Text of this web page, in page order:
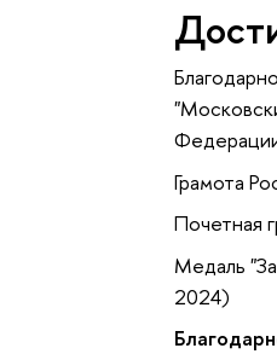
Грамота
Почетная
Медаль
2024)